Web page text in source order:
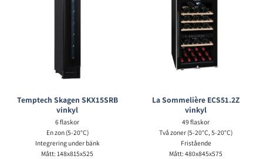
Temptech Skagen SKX15SRB
vinkyl
6 flaskor
En zon (5-20°C)
Integrering under bänk
Mått: 148x815x525
La Sommelière ECS51.2Z
vinkyl
49 flaskor
Två zoner (5-20°C, 5-20°C)
Fristående
Mått: 480x845x575